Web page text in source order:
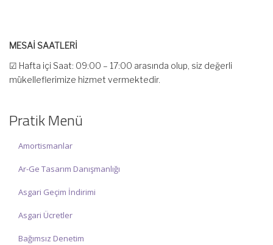
MESAİ SAATLERİ
☑ Hafta içi Saat: 09:00 – 17:00 arasında olup, siz değerli
mükelleflerimize hizmet vermektedir.
İlgi ve anlayışınız için İNCİ MUHASEBE MÜŞAVİRLİK Ailesi olarak
teşekkür ederiz.
Pratik Menü
Amortismanlar
Ar-Ge Tasarım Danışmanlığı
Asgari Geçim İndirimi
Asgari Ücretler
Bağımsız Denetim